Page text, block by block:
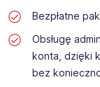
Bezpłatne
Obsługę
konta, dzięki
bez